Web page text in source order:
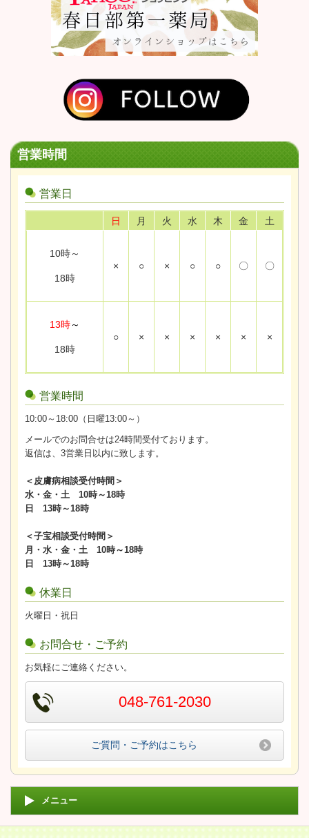
営業時間
営業日
日 月 火 水 木 金 土
10時～
18時
× ○ × ○ ○ 〇 〇
13時～
18時
○ × × × × × ×
営業時間
10:00～18:00（日曜13:00～）
メールでのお問合せは24時間受付ております。
返信は、3営業日以内に致します。
＜皮膚病相談受付時間＞
水・金・土 10時～18時
日 13時～18時
＜子宝相談受付時間＞
月・水・金・土 10時～18時
日 13時～18時
休業日
火曜日・祝日
お問合せ・ご予約
お気軽にご連絡ください。
048-761-2030
ご質問・ご予約はこちら
メニュー